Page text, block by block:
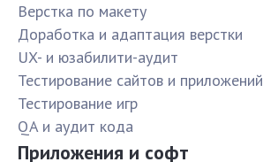
Верстка по макету
Доработка и адаптация верстки
UX- и юзабилити-аудит
Тестирование сайтов и приложений
Тестирование игр
QA и аудит кода
Приложения и софт